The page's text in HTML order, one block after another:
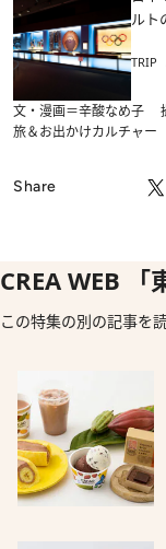
ルト
TRIP
文・漫画＝辛酸なめ子
旅＆お出かけカルチャー
Share
CREA WEB 「
この特集の別の記事を